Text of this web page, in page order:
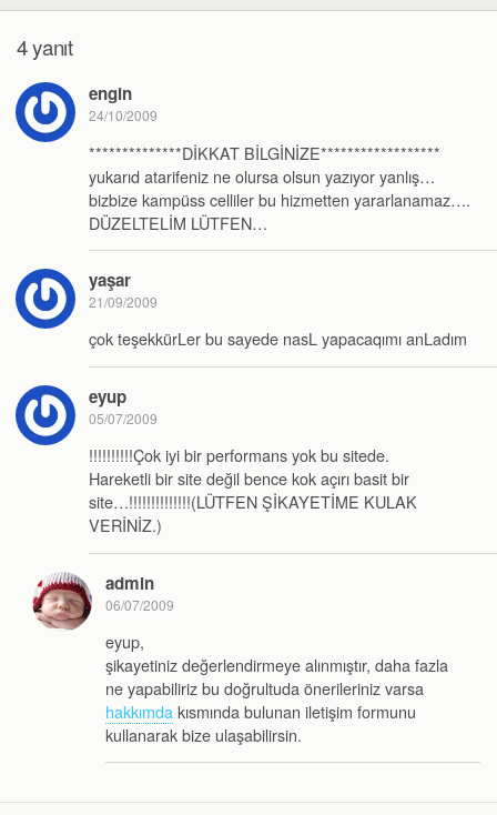
4 yanıt
engin
24/10/2009
**************DİKKAT BİLGİNİZE******************
yukarıd atarifeniz ne olursa olsun yazıyor yanlış…
bizbize kampüss celliler bu hizmetten yararlanamaz….
DÜZELTELİM LÜTFEN…
yaşar
21/09/2009
çok teşekkürLer bu sayede nasL yapacaqımı anLadım
eyup
05/07/2009
!!!!!!!!!!Çok iyi bir performans yok bu sitede.
Hareketli bir site değil bence kok açırı basit bir
site…!!!!!!!!!!!!!!(LÜTFEN ŞİKAYETİME KULAK
VERİNİZ.)
admin
06/07/2009
eyup,
şikayetiniz değerlendirmeye alınmıştır, daha fazla
ne yapabiliriz bu doğrultuda önerileriniz varsa
hakkımda kısmında bulunan iletişim formunu
kullanarak bize ulaşabilirsin.